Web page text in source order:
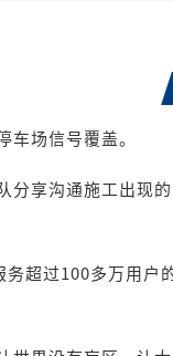
车场信号覆盖。
分享沟通施工出现
超过100多万用